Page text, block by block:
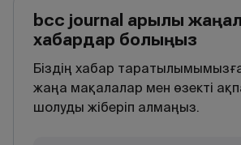
bcc journal арқылы
хабардар болыңыз
Біздің хабар
жаңа мақалалар мен өзекті
шолуды жіберіп алмаңыз.